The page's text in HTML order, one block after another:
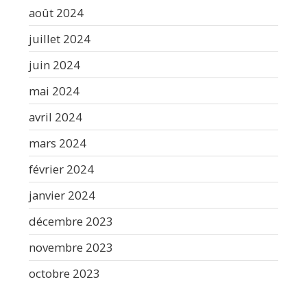
août 2024
juillet 2024
juin 2024
mai 2024
avril 2024
mars 2024
février 2024
janvier 2024
décembre 2023
novembre 2023
octobre 2023